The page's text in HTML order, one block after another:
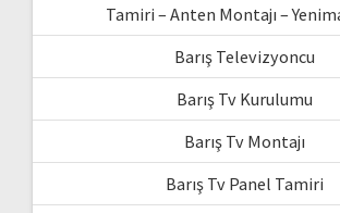
Tamiri – Anten Montajı –
Barış Televizyoncu
Barış Tv Kurulumu
Barış Tv Montajı
Barış Tv Panel Tamiri